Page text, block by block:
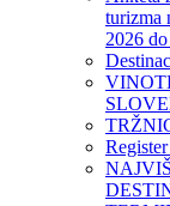
turizma
2026